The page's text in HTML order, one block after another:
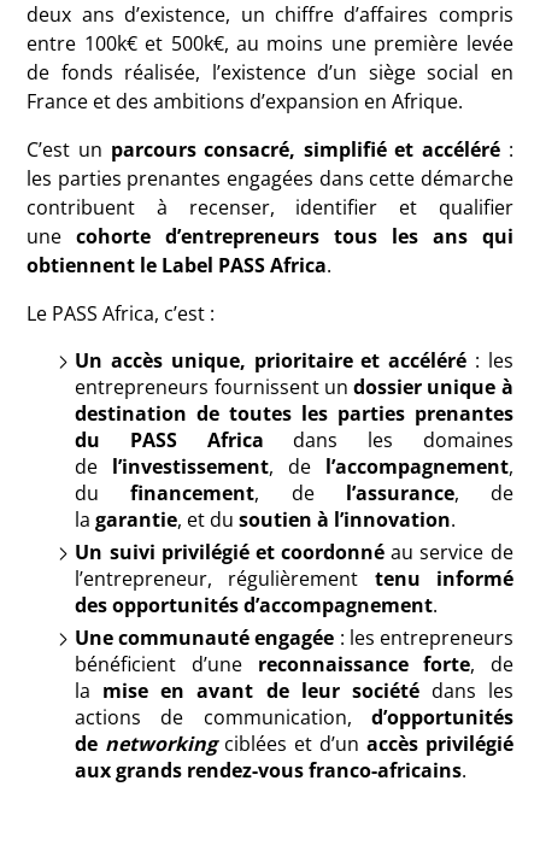
deux ans d’existence, un chiffre d’affaires compris
entre 100k€ et 500k€, au moins une première levée
de fonds réalisée, l’existence d’un siège social en
France et des ambitions d’expansion en Afrique.
C’est un parcours consacré, simplifié et accéléré :
les parties prenantes engagées dans cette démarche
contribuent à recenser, identifier et qualifier
une cohorte d’entrepreneurs tous les ans qui
obtiennent le Label PASS Africa.
Le PASS Africa, c’est :
Un accès unique, prioritaire et accéléré : les
entrepreneurs fournissent un dossier unique à
destination de toutes les parties prenantes
du PASS Africa
dans les domaines
de l’investissement, de l’accompagnement,
du
financement, de l’assurance, de
la garantie, et du soutien à l’innovation.
Un suivi privilégié et coordonné au service de
l’entrepreneur, régulièrement
tenu informé
des opportunités d’accompagnement.
Une communauté engagée : les entrepreneurs
bénéficient d’une
reconnaissance forte, de
la mise en avant de leur société dans les
actions de communication,
d’opportunités
de networking ciblées et d’un accès privilégié
aux grands rendez-vous franco-africains.